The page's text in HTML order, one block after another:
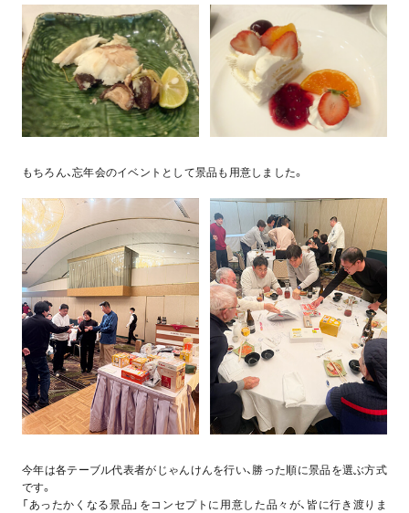
もちろん、忘年会のイベントとして景品も用意しました。
今年は各テーブル代表者がじゃんけんを行い、勝った順に景品を選ぶ方式
です。
「あったかくなる景品」をコンセプトに用意した品々が、皆に行き渡りま